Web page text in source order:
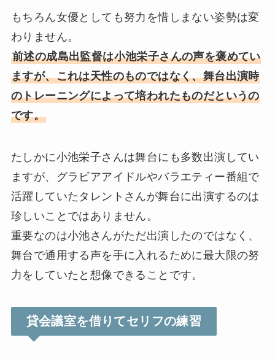
もちろん女優としても努力を惜しまない姿勢は変
わりません。
前述の成島出監督は小池栄子さんの声を褒めてい
ますが、これは天性のものではなく、舞台出演時
のトレーニングによって培われたものだというの
です。
たしかに小池栄子さんは舞台にも多数出演してい
ますが、グラビアアイドルやバラエティー番組で
活躍していたタレントさんが舞台に出演するのは
珍しいことではありません。
重要なのは小池さんがただ出演したのではなく、
舞台で通用する声を手に入れるために最大限の努
力をしていたと想像できることです。
貸会議室を借りてセリフの練習